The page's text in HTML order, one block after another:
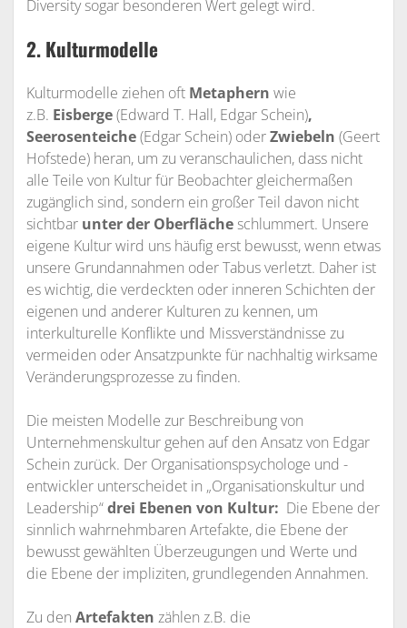
Diversity sogar besonderen Wert gelegt wird.
2. Kulturmodelle
Kulturmodelle ziehen oft Metaphern wie
z.B. Eisberge(Edward T. Hall, Edgar Schein),
Seerosenteiche(Edgar Schein) oderZwiebeln (Geert
Hofstede) heran, um zu veranschaulichen, dass nicht
alle Teile von Kultur für Beobachter gleichermaßen
zugänglich sind, sondern ein großer Teil davon nicht
sichtbarunter der Oberflächeschlummert. Unsere
eigene Kultur wird uns häufig erst bewusst, wenn etwas
unsere Grundannahmen oder Tabus verletzt. Daher ist
es wichtig, die verdeckten oder inneren Schichten der
eigenen und anderer Kulturen zu kennen, um
interkulturelle Konflikte und Missverständnisse zu
vermeiden oder Ansatzpunkte für nachhaltig wirksame
Veränderungsprozesse zu finden.
Die meisten Modelle zur Beschreibung von
Unternehmenskultur gehen auf den Ansatz von Edgar
Schein zurück. Der Organisationspsychologe und -
entwickler unterscheidet in „Organisationskultur und
Leadership“drei Ebenen von Kultur: Die Ebene der
sinnlich wahrnehmbaren Artefakte, die Ebene der
bewusst gewählten Überzeugungen und Werte und
die Ebene der impliziten, grundlegenden Annahmen.
Zu den Artefakten zählen z.B. die